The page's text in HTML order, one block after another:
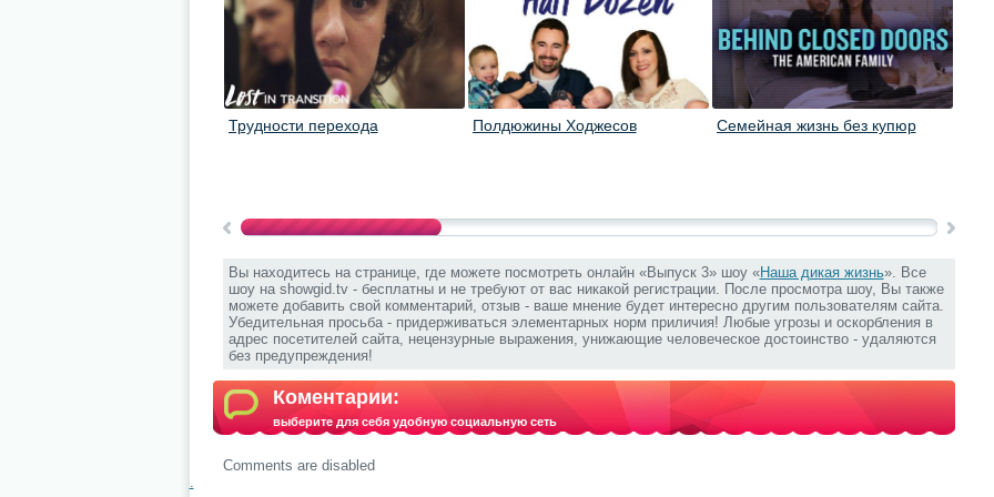
Трудности перехода Полдюжины Ходжесов Семейная жизнь без купюр
Вы находитесь на странице, где можете посмотреть онлайн «Выпуск 3» шоу «Наша дикая жизнь». Все
шоу на showgid.tv - бесплатны и не требуют от вас никакой регистрации. После просмотра шоу, Вы также
можете добавить свой комментарий, отзыв - ваше мнение будет интересно другим пользователям сайта.
Убедительная просьба - придерживаться элементарных норм приличия! Любые угрозы и оскорбления в
адрес посетителей сайта, нецензурные выражения, унижающие человеческое достоинство - удаляются
без предупреждения!
Коментарии:
выберите для себя удобную социальную сеть
Comments are disabled
.